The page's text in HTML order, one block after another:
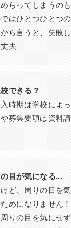
らってしまうの
はひとつひとつ
ら言うと、失敗
夫
できる？
時期は学校によ
募集要項は資料
目が気になる...
ど、周りの目を
めになりません
りの目を気にせ